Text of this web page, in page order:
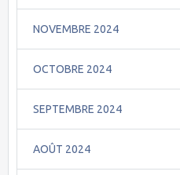
NOVEMBRE 2024
OCTOBRE 2024
SEPTEMBRE 2024
AOÛT 2024